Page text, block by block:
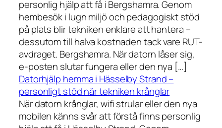
personlig hjälp att få i Bergshamra. Genom
hembesök i lugn miljö och pedagogiskt stöd
på plats blir tekniken enklare att hantera –
dessutom till halva kostnaden tack vare RUT-
avdraget. Bergshamra. När datorn låser sig,
e-posten slutar fungera eller den nya […]
Datorhjälp hemma i Hässelby Strand –
personligt stöd när tekniken krånglar
När datorn krånglar, wifi strular eller den nya
mobilen känns svår att förstå finns personlig